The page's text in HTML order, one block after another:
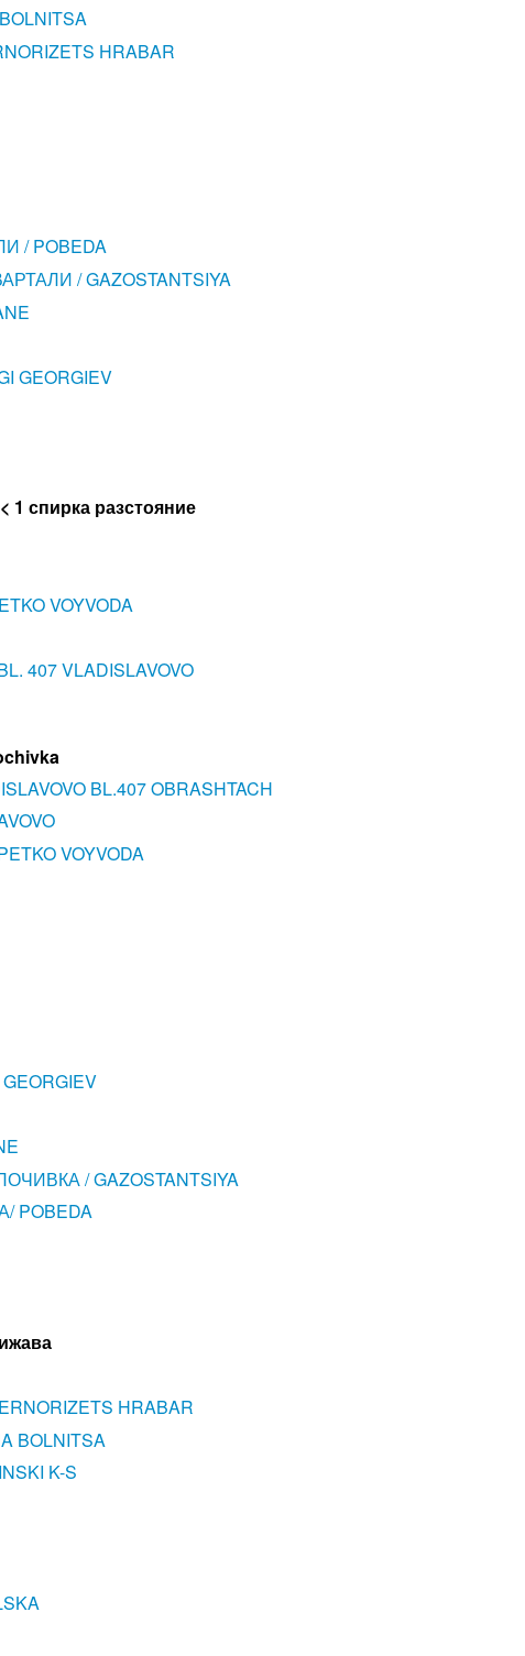
HRABAR
/ POBEDA
/ GAZOSTANTSIYA
GEORGIEV
1 спирка разстояние
VOYVODA
VLADISLAVOVO
BL.407 OBRASHTACH
VOYVODA
/ GAZOSTANTSIYA
HRABAR
BOLNITSA
K-S